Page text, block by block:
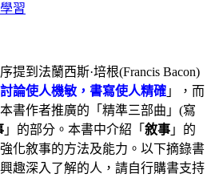
學習
提到法蘭西斯·培根(Francis Bacon)
論使人機敏，書寫使人精確 」，而
書作者推廣的「精準三部曲」(寫
」的部分。本書中介紹「 敘事 」的
化敘事的方法及能力。以下摘錄書
趣深入了解的人，請自行購書支持